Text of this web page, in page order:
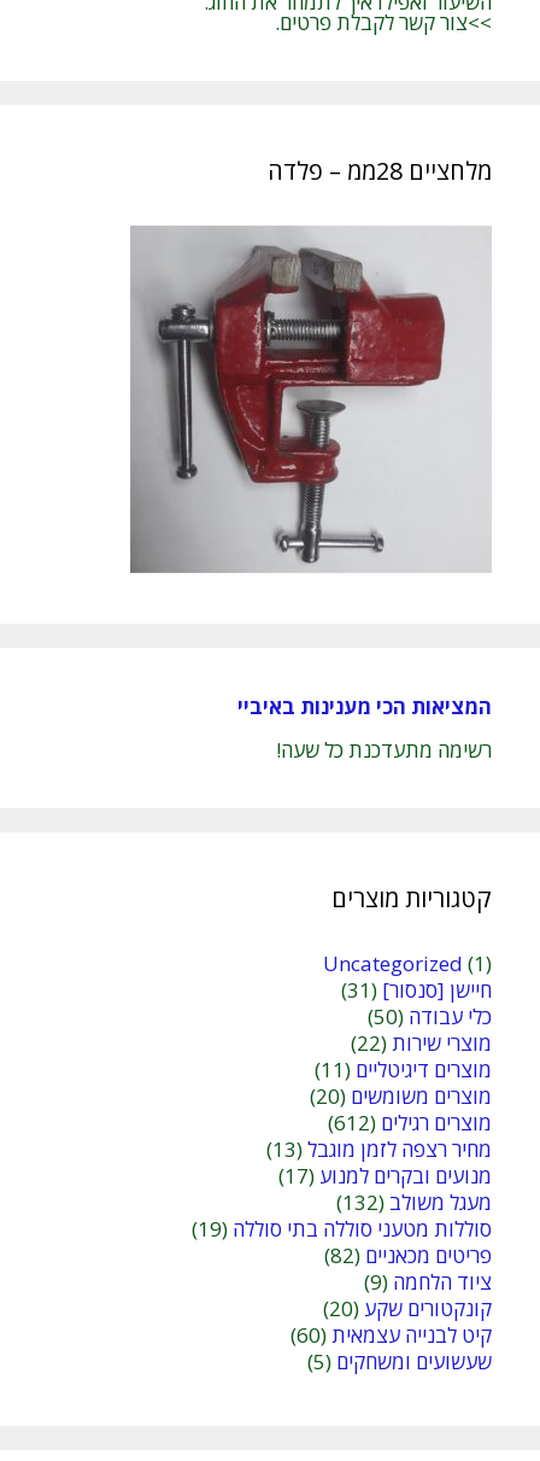
>>צור קשר לקבלת פרטים.
מלחציים 28ממ – פלדה
המציאות הכי מענינות באיביי
רשימה מתעדכנת כל שעה!
קטגוריות מוצרים
Uncategorized (1)
חיישן [סנסור] (31)
כלי עבודה (50)
מוצרי שירות(22)
מוצרים דיגיטליים (11)
מוצרים משומשים (20)
מוצרים רגילים (612)
מחיר רצפה לזמן מוגבל(13)
מנועים ובקרים למנוע (17)
מעגל משולב (132)
סוללות מטעני סוללה בתי סוללה (19)
פריטים מכאניים (82)
ציוד הלחמה (9)
קונקטורים שקע (20)
קיט לבנייה עצמאית(60)
שעשועים ומשחקים (5)